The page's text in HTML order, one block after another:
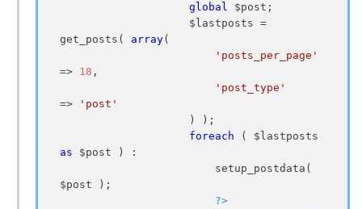
global $post;
get_posts( array(
'posts_per_page'
=> 18 ,
'post_type'
=>
'post'
foreach
as $post ) :
$post );
?>